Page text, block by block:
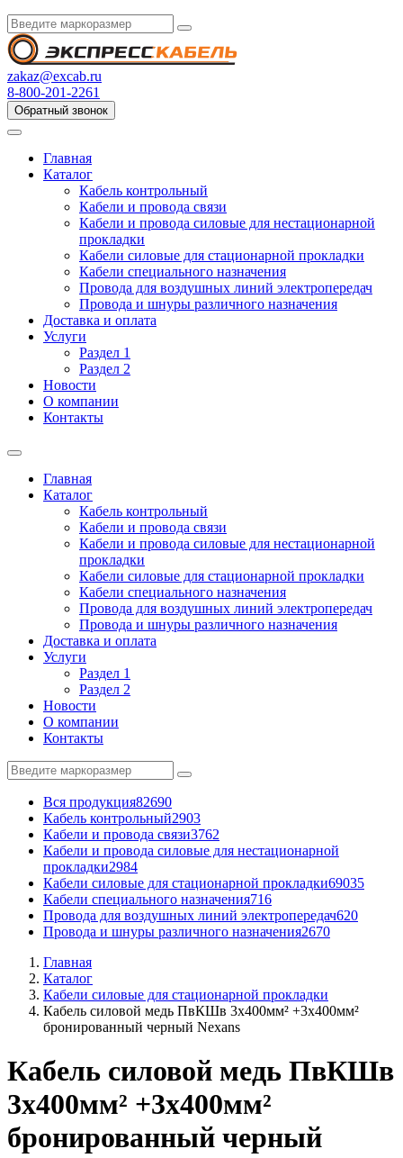
zakaz@excab.ru
8-800-201-2261
Обратный звонок
Главная
Каталог
Кабель контрольный
Кабели и провода связи
Кабели и провода силовые для нестационарной
прокладки
Кабели силовые для стационарной прокладки
Кабели специального назначения
Провода для воздушных линий электропередач
Провода и шнуры различного назначения
Доставка и оплата
Услуги
Раздел 1
Раздел 2
Новости
О компании
Контакты
Главная
Каталог
Кабель контрольный
Кабели и провода связи
Кабели и провода силовые для нестационарной
прокладки
Кабели силовые для стационарной прокладки
Кабели специального назначения
Провода для воздушных линий электропередач
Провода и шнуры различного назначения
Доставка и оплата
Услуги
Раздел 1
Раздел 2
Новости
О компании
Контакты
Вся продукция82690
Кабель контрольный2903
Кабели и провода связи3762
Кабели и провода силовые для нестационарной
прокладки2984
Кабели силовые для стационарной прокладки69035
Кабели специального назначения716
Провода для воздушных линий электропередач620
Провода и шнуры различного назначения2670
Главная
Каталог
Кабели силовые для стационарной прокладки
Кабель силовой медь ПвКШв 3x400мм² +3x400мм²
бронированный черный Nexans
Кабель силовой медь ПвКШв
3x400мм² +3x400мм²
бронированный черный